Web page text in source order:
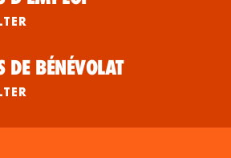
DE BÉNÉVOLAT